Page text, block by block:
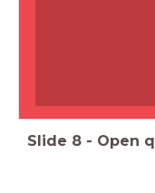
Slide 8 - Open